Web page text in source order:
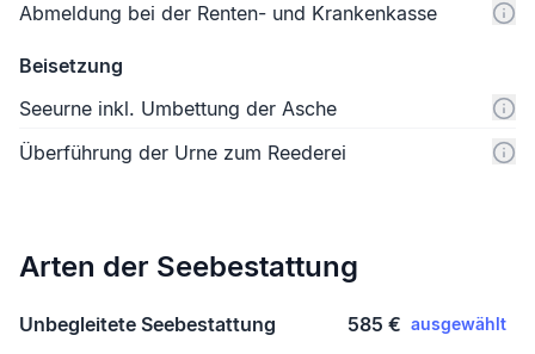
Abmeldung bei der Renten- und Krankenkasse
Beisetzung
Seeurne inkl. Umbettung der Asche
Überführung der Urne zum Reederei
Arten der Seebestattung
Unbegleitete Seebestattung 585 € ausgewählt